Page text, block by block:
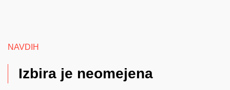
NAVDIH
Izbira je neomejena